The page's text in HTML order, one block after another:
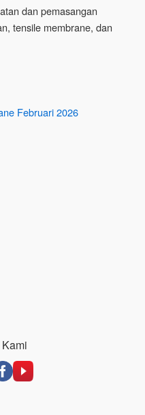
dan pemasangan
tensile membrane, dan
Februari 2026